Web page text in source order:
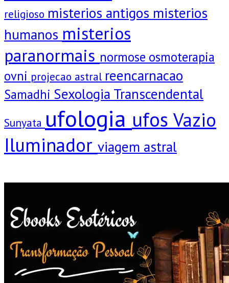
religioso misterios antigos misterios
humanos misterios
paranormais normose osmoterapia
ovni projecao astral reencarnacao
Samadhi Sexologia Transcendental
Sunyata ufologia ufos Vazio
Iluminador viagem astral